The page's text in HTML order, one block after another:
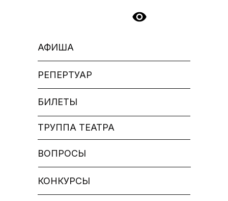
БИЛЕТЫ
РЕПЕРТУАР
АФИША
КОНКУРСЫ
ВОПРОСЫ
ТРУППА ТЕАТРА